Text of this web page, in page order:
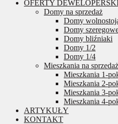
OFERTY
Domy na sprzedaż
Domy
Domy
Domy bliźniaki
Domy 1/2
Domy 1/4
Mieszkania na sprzedaż
Mieszkania 1-
Mieszkania 2-
Mieszkania 3-
Mieszkania 4-
ARTYKUŁY
KONTAKT